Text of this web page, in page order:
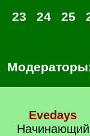
23
24 25
Evedays
Начинающий